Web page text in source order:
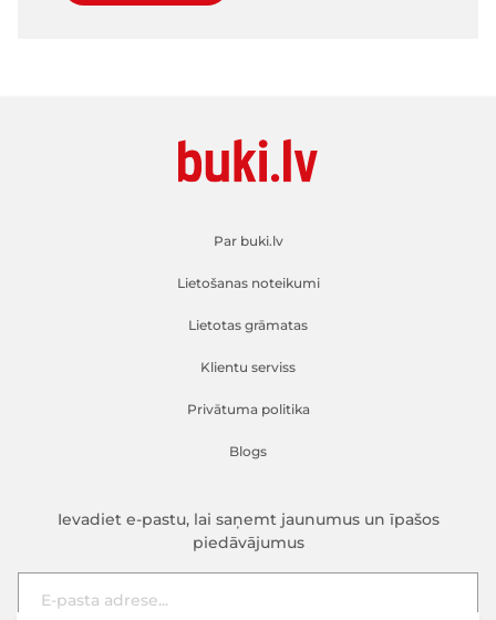
Par buki.lv
Lietošanas noteikumi
Lietotas grāmatas
Klientu serviss
Privātuma politika
Blogs
Ievadiet e-pastu, lai saņemt jaunumus un īpašos
piedāvājumus